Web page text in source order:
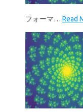
フォーマ… Read